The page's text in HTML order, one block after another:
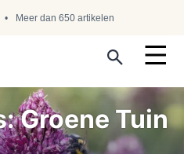
Meer dan 650 artikelen
Groene Tuin